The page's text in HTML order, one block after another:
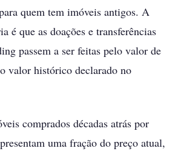
quem tem imóveis antigos. A
é que as doações e transferências
passem a ser feitas pelo valor de
valor histórico declarado no
comprados décadas atrás por
uma fração do preço atual,